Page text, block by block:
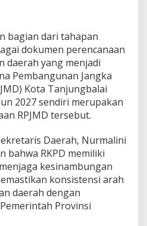
bagian dari tahapan
dokumen perencanaan
daerah yang menjadi
Pembangunan Jangka
Kota Tanjungbalai
2027 sendiri merupakan
RPJMD tersebut.
Daerah, Nurmalini
bahwa RKPD memiliki
kesinambungan
konsistensi arah
daerah dengan
Provinsi